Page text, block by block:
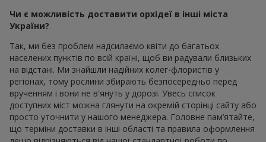
Чи є можливість доставити орхідеї в інші міста
України?
Так, ми без проблем надсилаємо квіти до багатьох
населених пунктів по всій країні, щоб ви радували близьких
на відстані. Ми знайшли надійних колег-флористів у
регіонах, тому рослини збирають безпосередньо перед
врученням і вони не в'януть у дорозі. Увесь список
доступних міст можна глянути на окремій сторінці сайту або
просто уточнити у нашого менеджера. Головне пам’ятайте,
що терміни доставки в інші області та правила оформлення